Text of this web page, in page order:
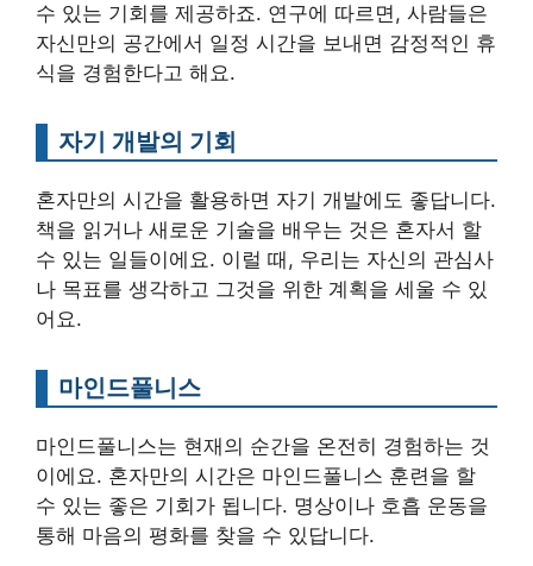
수 있는 기회를 제공하죠. 연구에 따르면, 사람들은
자신만의 공간에서 일정 시간을 보내면 감정적인 휴
식을 경험한다고 해요.
자기 개발의 기회
혼자만의 시간을 활용하면 자기 개발에도 좋답니다.
책을 읽거나 새로운 기술을 배우는 것은 혼자서 할
수 있는 일들이에요. 이럴 때, 우리는 자신의 관심사
나 목표를 생각하고 그것을 위한 계획을 세울 수 있
어요.
마인드풀니스
마인드풀니스는 현재의 순간을 온전히 경험하는 것
이에요. 혼자만의 시간은 마인드풀니스 훈련을 할
수 있는 좋은 기회가 됩니다. 명상이나 호흡 운동을
통해 마음의 평화를 찾을 수 있답니다.